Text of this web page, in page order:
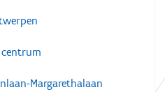
centrum
Margarethalaan